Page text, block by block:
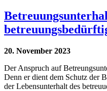
20. November 2023
Der Anspruch auf
Denn er dient dem Schutz der
der Lebensunterhalt des